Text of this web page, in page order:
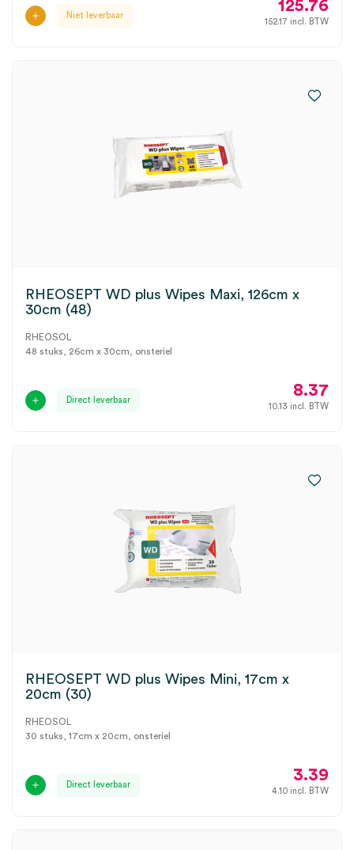
Niet leverbaar
125.76
152.17 incl. BTW
RHEOSEPT WD plus Wipes Maxi, 126cm x
30cm (48)
RHEOSOL
48 stuks, 26cm x 30cm, onsteriel
Direct leverbaar
8.37
10.13 incl. BTW
RHEOSEPT WD plus Wipes Mini, 17cm x
20cm (30)
RHEOSOL
30 stuks, 17cm x 20cm, onsteriel
Direct leverbaar
3.39
4.10 incl. BTW